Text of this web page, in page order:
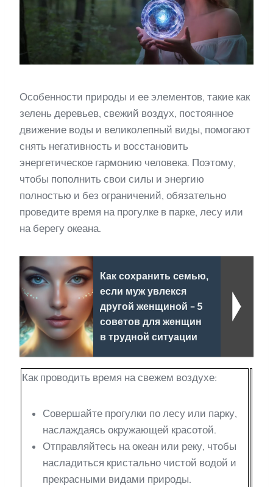
Особенности природы и ее элементов, такие как
зелень деревьев, свежий воздух, постоянное
движение воды и великолепный виды, помогают
снять негативность и восстановить
энергетическое гармонию человека. Поэтому,
чтобы пополнить свои силы и энергию
полностью и без ограничений, обязательно
проведите время на прогулке в парке, лесу или
на берегу океана.
Как сохранить семью,
если муж увлекся
другой женщиной - 5
советов для женщин
в трудной ситуации
Как проводить время на свежем воздухе:
Совершайте прогулки по лесу или парку,
наслаждаясь окружающей красотой.
Отправляйтесь на океан или реку, чтобы
насладиться кристально чистой водой и
прекрасными видами природы.